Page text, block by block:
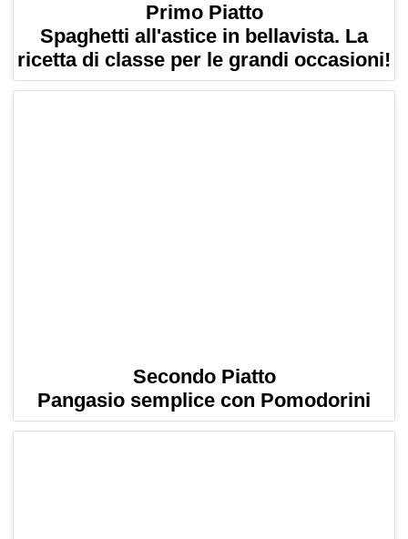
Primo Piatto
Spaghetti all'astice in bellavista. La
ricetta di classe per le grandi occasioni!
Secondo Piatto
Pangasio semplice con Pomodorini